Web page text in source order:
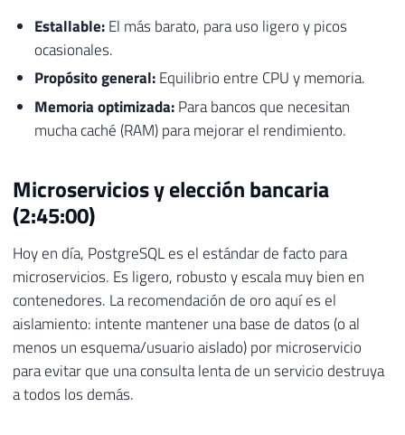
Estallable:El más barato, para uso ligero y picos
ocasionales.
Propósito general:Equilibrio entre CPU y memoria.
Memoria optimizada:Para bancos que necesitan
mucha caché (RAM) para mejorar el rendimiento.
Microservicios y elección bancaria
(2:45:00)
Hoy en día, PostgreSQL es el estándar de facto para
microservicios. Es ligero, robusto y escala muy bien en
contenedores. La recomendación de oro aquí es el
aislamiento: intente mantener una base de datos (o al
menos un esquema/usuario aislado) por microservicio
para evitar que una consulta lenta de un servicio destruya
a todos los demás.